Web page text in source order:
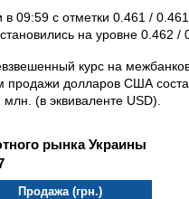
в 09:59 с отметки 0.461 /
на уровне 0.462 /
курс на
продажи долларов США
(в эквиваленте USD).
рынка Украины
Продажа (грн.)